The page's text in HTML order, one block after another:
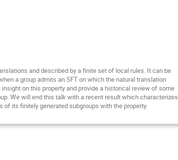
and described by a finite set of local rules. It can be
a group admits an SFT on which the natural translation
on this property and provide a historical review of some
We will end this talk with a recent result which characterizes
its finitely generated subgroups with the property.